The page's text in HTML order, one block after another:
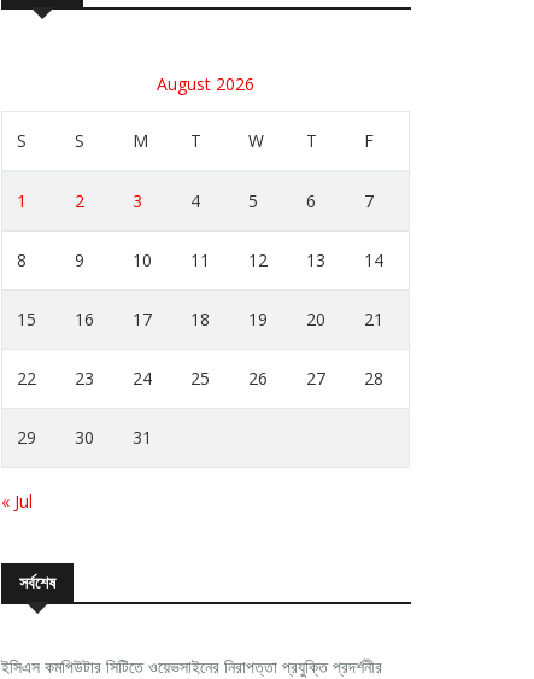
August 2026
S S M T W T F
1 2 3 4 5 6 7
8 9 10 11 12 13 14
15 16 17 18 19 20 21
22 23 24 25 26 27 28
29 30 31
« Jul
সর্বশেষ
ইসিএস কমপিউটার সিটিতে ওয়েভসাইনের নিরাপত্তা প্রযুক্তি প্রদর্শনীর